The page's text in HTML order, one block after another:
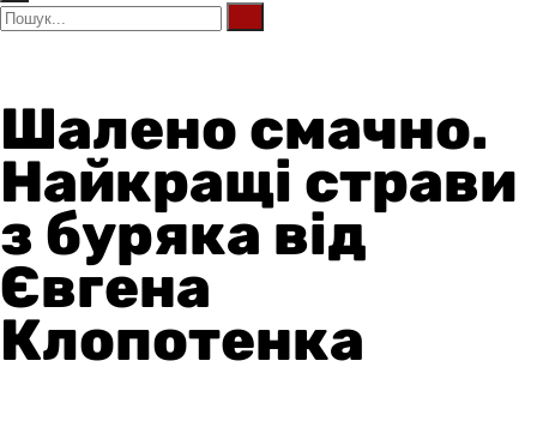
Шалено смачно.
Найкращі страви
з буряка від
Євгена
Клопотенка